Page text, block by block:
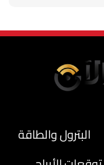
البترول والطاقة